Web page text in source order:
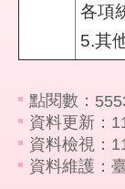
政
府
資
訊
公
各項
5.其
點閱數：
資料更新：
資料檢視：
資料維護：